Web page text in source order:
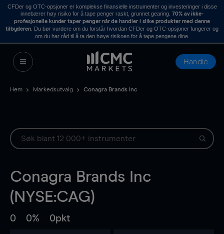
CFDer og OTC-opsjoner er komplekse finansielle instrumenter og investeringer i disse
innebærer høy risiko for å tape penger raskt, grunnet gearing. 70% av ikke-
profesjonelle kunder taper penger når de handler i slike produkter med denne
tilbyderen . Du bør vurdere om du forstår hvordan CFDer og OTC-opsjoner fungerer og
om du har råd til å ta den høye risikoen for å tape pengene dine.
Handle
Hem Markedsutvalg Conagra Brands Inc
Conagra Brands Inc
(NYSE:CAG)
0 0% 0pkt